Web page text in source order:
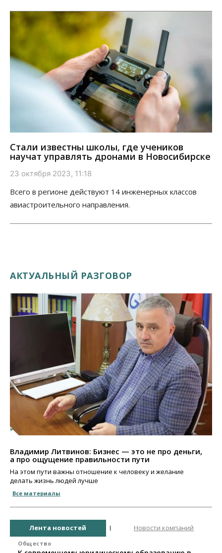
Стали известны школы, где учеников
научат управлять дронами в Новосибирске
23 октября 2023, 11:18
Всего в регионе действуют 14 инженерных классов
авиастроительного направления.
АКТУАЛЬНЫЙ РАЗГОВОР
Владимир Литвинов: Бизнес — это не про деньги,
а про ощущение правильности пути
На этом пути важны отношение к человеку и желание
делать жизнь людей лучше
Все материалы
Лента новостей Новости компаний
Общество